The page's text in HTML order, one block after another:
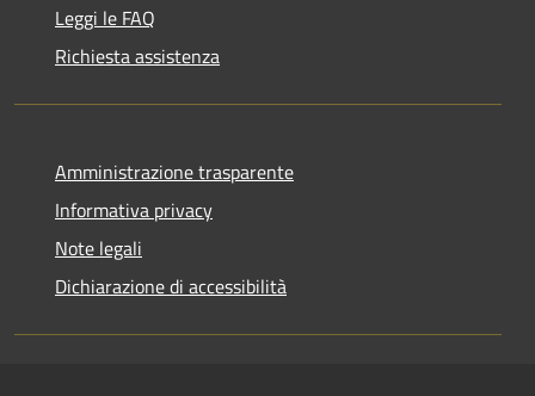
Leggi le FAQ
Richiesta assistenza
Amministrazione trasparente
Informativa privacy
Note legali
Dichiarazione di accessibilità